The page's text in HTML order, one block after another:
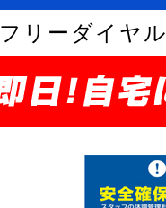
フリーダイヤル